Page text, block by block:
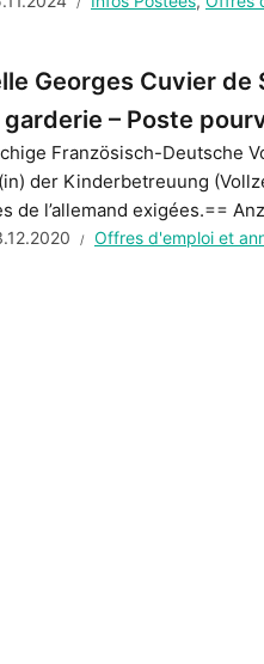
Georges Cuvier
– Poste
Französisch-Deutsche
der Kinderbetreuung
de l’allemand exigées.==
Offres d'emploi et